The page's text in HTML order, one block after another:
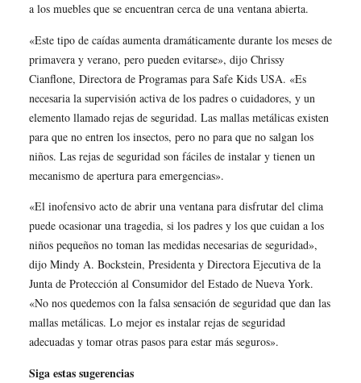
a los muebles que se encuentran cerca de una ventana abierta.
«Este tipo de caídas aumenta dramáticamente durante los meses de
primavera y verano, pero pueden evitarse», dijo Chrissy
Cianflone, Directora de Programas para Safe Kids USA. «Es
necesaria la supervisión activa de los padres o cuidadores, y un
elemento llamado rejas de seguridad. Las mallas metálicas existen
para que no entren los insectos, pero no para que no salgan los
niños. Las rejas de seguridad son fáciles de instalar y tienen un
mecanismo de apertura para emergencias».
«El inofensivo acto de abrir una ventana para disfrutar del clima
puede ocasionar una tragedia, si los padres y los que cuidan a los
niños pequeños no toman las medidas necesarias de seguridad»,
dijo Mindy A. Bockstein, Presidenta y Directora Ejecutiva de la
Junta de Protección al Consumidor del Estado de Nueva York.
«No nos quedemos con la falsa sensación de seguridad que dan las
mallas metálicas. Lo mejor es instalar rejas de seguridad
adecuadas y tomar otras pasos para estar más seguros».
Siga estas sugerencias